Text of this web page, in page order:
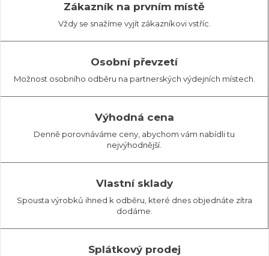
Zákazník na prvním místě
Vždy se snažíme vyjít zákazníkovi vstříc.
Osobní převzetí
Možnost osobního odběru na partnerských výdejních místech.
Výhodná cena
Denně porovnáváme ceny, abychom vám nabídli tu
nejvýhodnější.
Vlastní sklady
Spousta výrobků ihned k odběru, které dnes objednáte zítra
dodáme.
Splátkový prodej